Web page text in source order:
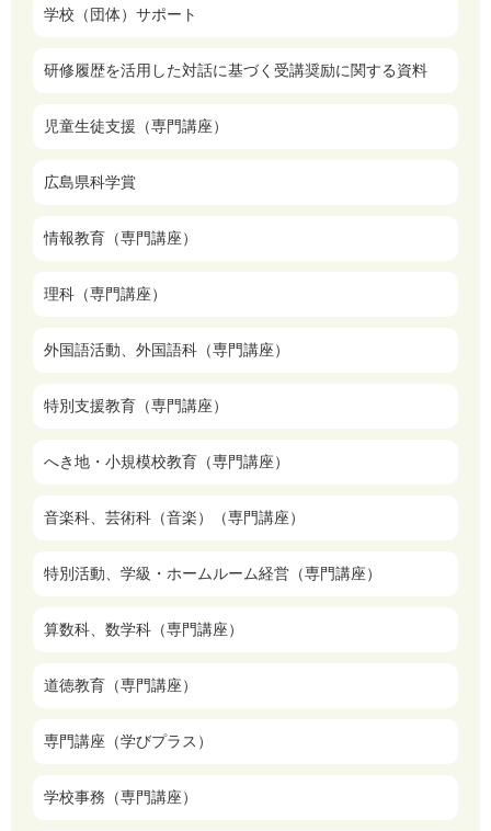
学校（団体）サポート
研修履歴を活用した対話に基づく受講奨励に関する資料
児童生徒支援（専門講座）
広島県科学賞
情報教育（専門講座）
理科（専門講座）
外国語活動、外国語科（専門講座）
特別支援教育（専門講座）
へき地・小規模校教育（専門講座）
音楽科、芸術科（音楽）（専門講座）
特別活動、学級・ホームルーム経営（専門講座）
算数科、数学科（専門講座）
道徳教育（専門講座）
専門講座（学びプラス）
学校事務（専門講座）